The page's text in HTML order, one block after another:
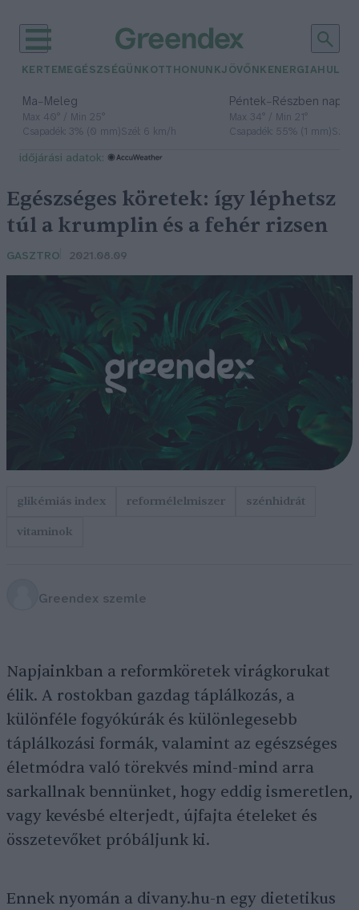
KERTEM EGÉSZSÉGÜNK OTTHONUNKJÖVŐNK ENERGIA
Ma– Meleg
Max 40° / Min 25°
Csapadék: 3% (0 mm)Szél: 6 km/h
Péntek– Részben
Max 34° / Min 21°
Csapadék: 55% (1 mm)Szél:
időjárási adatok:
Egészséges köretek: így léphetsz
túl a krumplin és a fehér rizsen
GASZTRO 2021.08.09
glikémiás index reformélelmiszer
szénhidrát
vitaminok
Greendex szemle
Napjainkban a reformköretek virágkorukat
élik. A rostokban gazdag táplálkozás, a
különféle fogyókúrák és különlegesebb
táplálkozási formák, valamint az egészséges
életmódra való törekvés mind-mind arra
sarkallnak bennünket, hogy eddig ismeretlen,
vagy kevésbé elterjedt, újfajta ételeket és
összetevőket próbáljunk ki.
Ennek nyomán a divany.hu-n egy dietetikus